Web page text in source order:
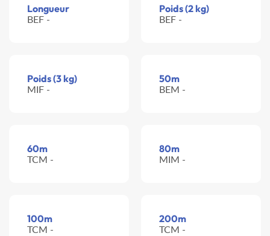
Longueur
BEF -
Poids (2 kg)
BEF -
Poids (3 kg)
MIF -
50m
BEM -
60m
TCM -
80m
MIM -
100m
TCM -
200m
TCM -